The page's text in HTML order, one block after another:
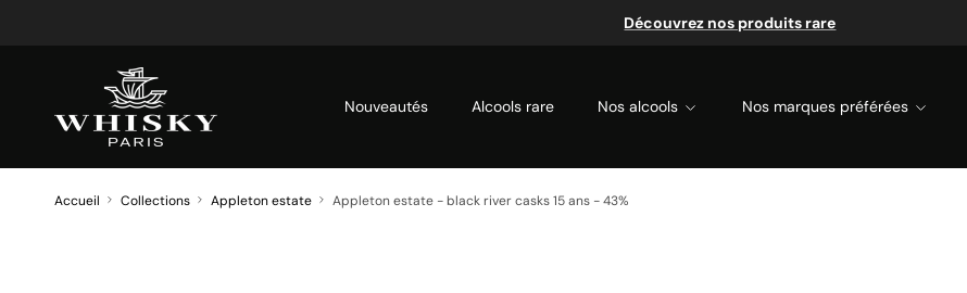
Découvrez nos produits rare
Nouveautés Alcools rare Nos alcools Nos marques préférées
Accueil Collections Appleton estate Appleton estate - black river casks 15 ans - 43%